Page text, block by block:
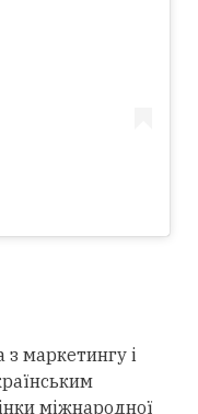
з маркетингу і
міжнародної